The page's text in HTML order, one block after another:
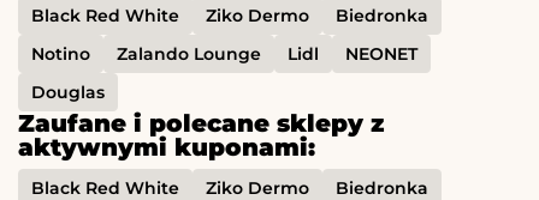
Black Red White Ziko Dermo
Biedronka
Notino
Zalando Lounge Lidl
NEONET
Douglas
Zaufane i polecane sklepy z
aktywnymi kuponami:
Black Red White Ziko Dermo
Biedronka